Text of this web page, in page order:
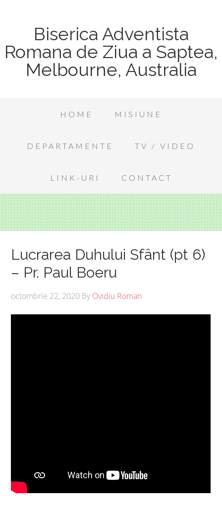
Biserica Adventista
Romana de Ziua a Saptea,
Melbourne, Australia
HOME MISIUNE
DEPARTAMENTE TV / VIDEO
LINK-URI CONTACT
Lucrarea Duhului Sfânt (pt 6)
– Pr. Paul Boeru
octombrie 22, 2020 By Ovidiu Roman